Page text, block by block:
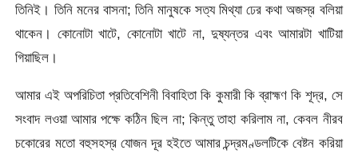
তিনিই। তিনি মনের বাসনা; তিনি মানুষকে সত্য মিথ্যা ঢের কথা অজস্র বলিয়া
থাকেন। কোনােটা খাটে, কোনােটা খাটে না, দুষ্যন্তর এবং আমারটা খাটিয়া
গিয়াছিল।
আমার এই অপরিচিতা প্রতিবেশিনী বিবাহিতা কি কুমারী কি ব্রাহ্মণ কি শূদ্র, সে
সংবাদ লওয়া আমার পক্ষে কঠিন ছিল না; কিন্তু তাহা করিলাম না, কেবল নীরব
চকোরের মতাে বহুসহস্র যােজন দূর হইতে আমার চন্দ্রমণ্ডলটিকে বেষ্টন করিয়া